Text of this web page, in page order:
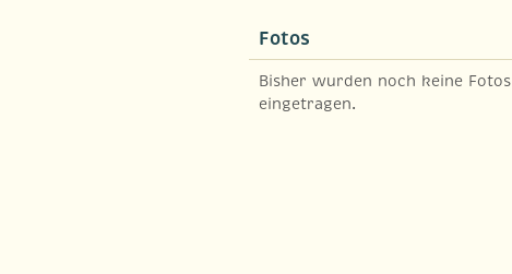
Fotos
Bisher wurden noch keine Fotos
eingetragen.